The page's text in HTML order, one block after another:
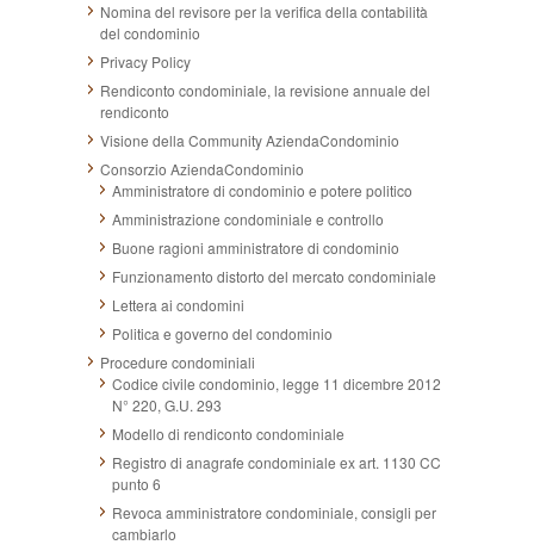
Nomina del revisore per la verifica della contabilità
del condominio
Privacy Policy
Rendiconto condominiale, la revisione annuale del
rendiconto
Visione della Community AziendaCondominio
Consorzio AziendaCondominio
Amministratore di condominio e potere politico
Amministrazione condominiale e controllo
Buone ragioni amministratore di condominio
Funzionamento distorto del mercato condominiale
Lettera ai condomini
Politica e governo del condominio
Procedure condominiali
Codice civile condominio, legge 11 dicembre 2012
N° 220, G.U. 293
Modello di rendiconto condominiale
Registro di anagrafe condominiale ex art. 1130 CC
punto 6
Revoca amministratore condominiale, consigli per
cambiarlo